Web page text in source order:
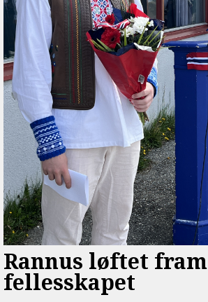
Rannus løftet fram
fellesskapet